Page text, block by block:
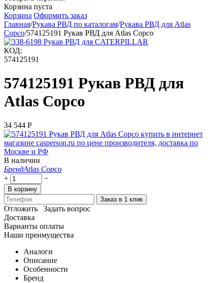
Корзина пуста
Корзина Оформить заказ
Главная/Рукава РВД по каталогам/Рукава РВД для Atlas
Copco/574125191 Рукав РВД для Atlas Copco
КОД:
574125191
574125191 Рукав РВД для
Atlas Copco
34 544 Р
В наличии
БрендAtlas Copco
+
−
В корзину
Заказ в 1 клик
Отложить
Задать вопрос
Доставка
Варианты оплаты
Наши преимущества
Аналоги
Описание
Особенности
Бренд